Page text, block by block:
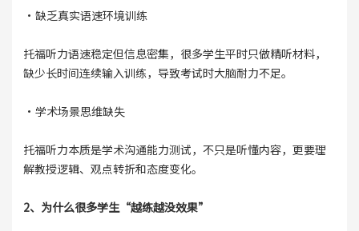
·缺乏真实语速环境训练
托福听力语速稳定但信息密集，很多学生平时只做精听材料，
缺少长时间连续输入训练，导致考试时大脑耐力不足。
·学术场景思维缺失
托福听力本质是学术沟通能力测试，不只是听懂内容，更要理
解教授逻辑、观点转折和态度变化。
2、为什么很多学生“越练越没效果”